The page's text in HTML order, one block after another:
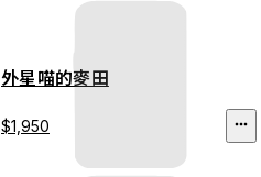
外星喵的麥田
$1,950